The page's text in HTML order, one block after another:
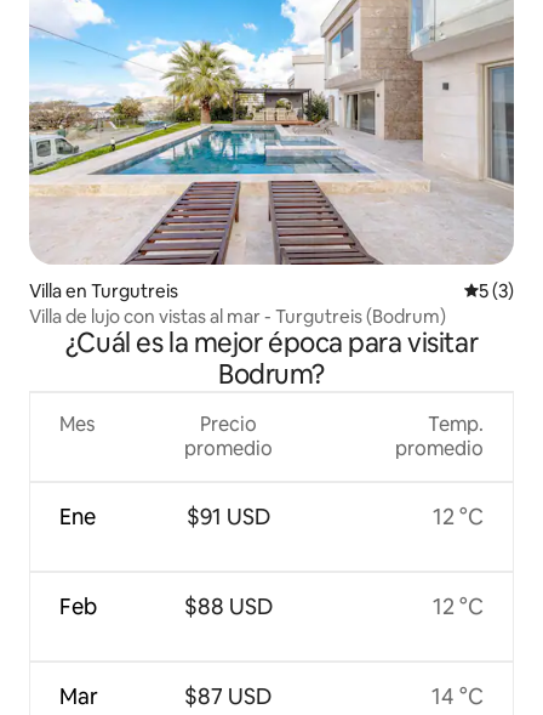
Villa en Turgutreis
5 (3)
Villa de lujo con vistas al mar - Turgutreis (Bodrum)
¿Cuál es la mejor época para visitar
Bodrum?
Mes
Ene
Feb
Mar
Precio
promedio
$91 USD
$88 USD
$87 USD
Temp.
promedio
12 °C
12 °C
14 °C